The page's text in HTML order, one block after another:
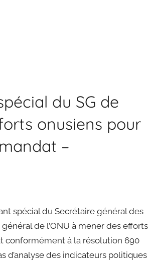
du SG de
onusiens pour
–
spécial du Secrétaire général des
de l’ONU à mener des efforts
conformément à la résolution 690
d’analyse des indicateurs politiques